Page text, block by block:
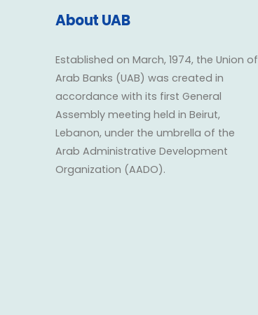
About UAB
Established on March, 1974, the Union of
Arab Banks (UAB) was created in
accordance with its first General
Assembly meeting held in Beirut,
Lebanon, under the umbrella of the
Arab Administrative Development
Organization (AADO).